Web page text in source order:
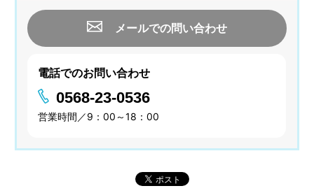
メールでの問い合わせ
電話でのお問い合わせ
0568-23-0536
営業時間／9：00～18：00